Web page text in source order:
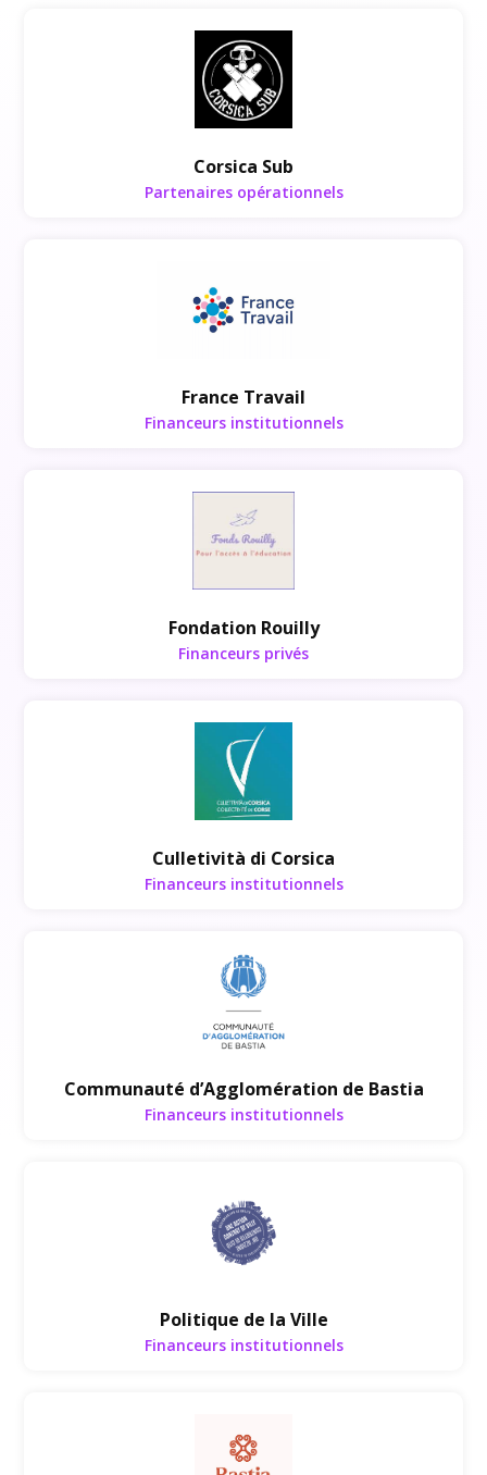
Corsica Sub
Partenaires opérationnels
Partenaires opérationnels
France Travail
Financeurs institutionnels
Financeurs institutionnels
Fondation Rouilly
Financeurs privés
Financeurs privés
Culletività di Corsica
Financeurs institutionnels
Financeurs institutionnels
Communauté d’Agglomération de Bastia
Financeurs institutionnels
Financeurs institutionnels
Politique de la Ville
Financeurs institutionnels
Financeurs institutionnels
Financeurs institutionnels